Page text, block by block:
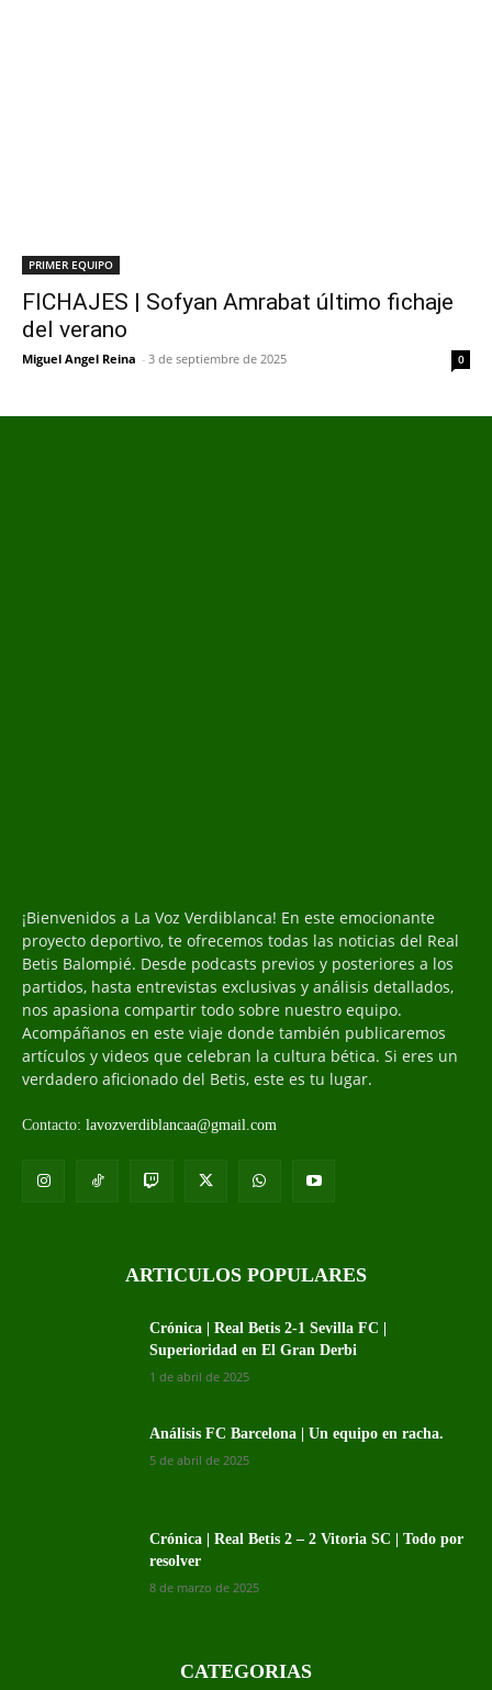
PRIMER EQUIPO
FICHAJES | Sofyan Amrabat último fichaje
del verano
Miguel Angel Reina - 3 de septiembre de 2025 0
¡Bienvenidos a La Voz Verdiblanca! En este emocionante
proyecto deportivo, te ofrecemos todas las noticias del Real
Betis Balompié. Desde podcasts previos y posteriores a los
partidos, hasta entrevistas exclusivas y análisis detallados,
nos apasiona compartir todo sobre nuestro equipo.
Acompáñanos en este viaje donde también publicaremos
artículos y videos que celebran la cultura bética. Si eres un
verdadero aficionado del Betis, este es tu lugar.
Contacto: lavozverdiblancaa@gmail.com
ARTICULOS POPULARES
Crónica | Real Betis 2-1 Sevilla FC |
Superioridad en El Gran Derbi
1 de abril de 2025
Análisis FC Barcelona | Un equipo en racha.
5 de abril de 2025
Crónica | Real Betis 2 – 2 Vitoria SC | Todo por
resolver
8 de marzo de 2025
CATEGORIAS